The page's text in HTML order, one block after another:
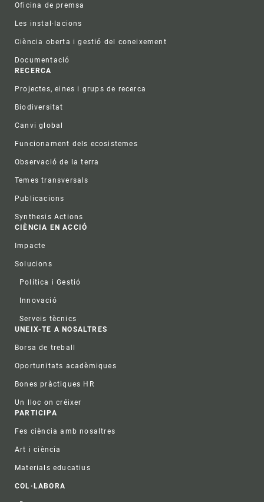
Oficina de premsa
Les instal·lacions
Ciència oberta i gestió del coneixement
Documentació
RECERCA
Projectes, eines i grups de recerca
Biodiversitat
Canvi global
Funcionament dels ecosistemes
Observació de la terra
Temes transversals
Publicacions
Synthesis Actions
CIÈNCIA EN ACCIÓ
Impacte
Solucions
Política i Gestió
Innovació
Serveis tècnics
UNEIX-TE A NOSALTRES
Borsa de treball
Oportunitats acadèmiques
Bones pràctiques HR
Un lloc on créixer
PARTICIPA
Fes ciència amb nosaltres
Art i ciència
Materials educatius
COL·LABORA